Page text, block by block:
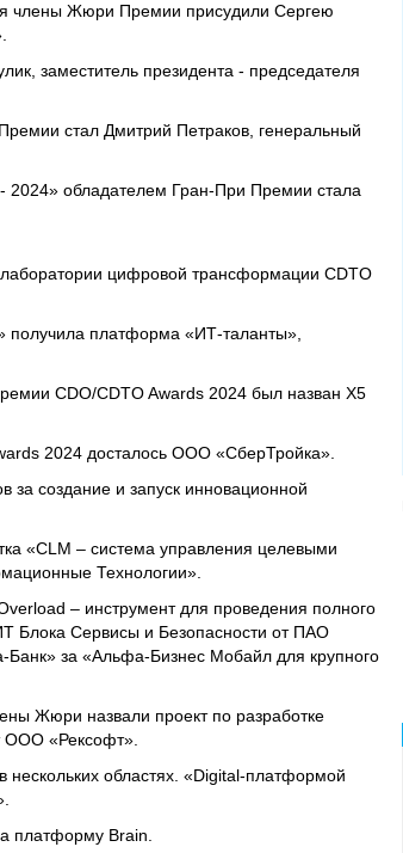
члены Жюри Премии присудили Сергею
заместитель президента - председателя
стал Дмитрий Петраков, генеральный
обладателем Гран-При Премии стала
цифровой трансформации CDTO
платформа «ИТ-таланты»,
CDO/CDTO Awards 2024 был назван X5
2024 досталось ООО «СберТройка».
создание и запуск инновационной
«CLM – система управления целевыми
Технологии».
– инструмент для проведения полного
Блока Сервисы и Безопасности от ПАО
за «Альфа-Бизнес Мобайл для крупного
Жюри назвали проект по разработке
ООО «Рексофт».
областях. «Digital-платформой
платформу Brain.